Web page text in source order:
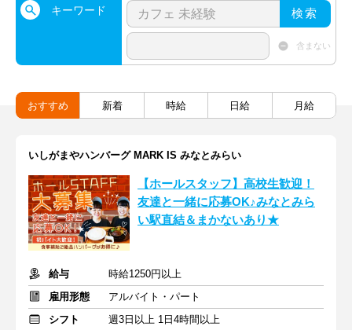
キーワード 検索
含まない
おすすめ 新着 時給 日給 月給
いしがまやハンバーグ MARK IS みなとみらい
【ホールスタッフ】高校生歓迎！
友達と一緒に応募OK♪みなとみら
い駅直結＆まかないあり★
給与
時給1250円以上
雇用形態
アルバイト・パート
シフト
週3日以上 1日4時間以上